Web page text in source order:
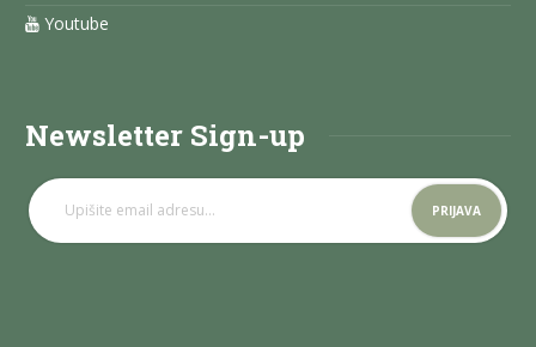
Youtube
Newsletter Sign-up